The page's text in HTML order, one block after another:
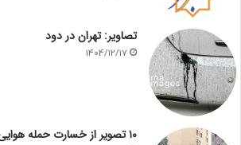
تصاویر: تهران در دود
1404/12/17
۱۰ تصویر از خسارت حمله هوایی به خیابان‌های تهران